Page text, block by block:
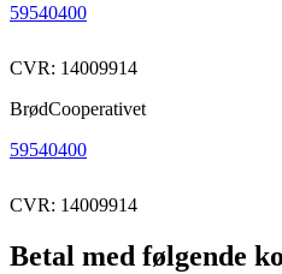
59540400
CVR: 14009914
BrødCooperativet
59540400
CVR: 14009914
Betal med følgende